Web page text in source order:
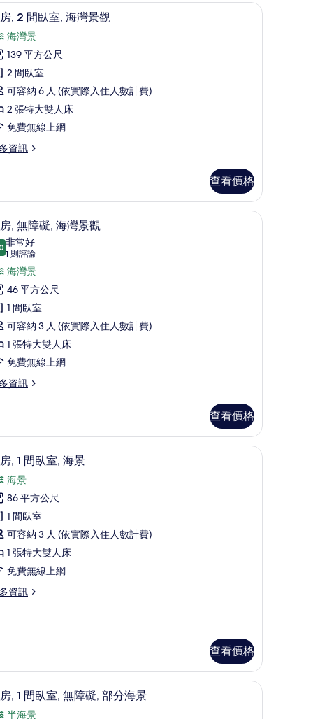
吧、客房內保險箱、隔音 套房, 2 間臥室, 海灣景觀 | 高級寢具、迷你吧
6 , 2 間臥室, 海灣景觀
海灣景
139 平方公尺
2 間臥室
可容納 6 人 (依實際入住人數計費)
2 張特大雙人床
免費無線上網
資訊
查看價格
迷你吧、客房內保險箱、隔音 高級寢具、迷你吧、客房內保險箱、隔音
4, 無障礙, 海灣景觀
分，滿分 10 分
非常好
1 則評論
(1
則
評
論)
海灣景
46 平方公尺
1 間臥室
可容納 3 人 (依實際入住人數計費)
1 張特大雙人床
免費無線上網
資訊
查看價格
、迷你吧、客房內保險箱、隔音 高級寢具、迷你吧、客房內保險箱、隔音
4, 1 間臥室, 海景
海景
86 平方公尺
1 間臥室
可容納 3 人 (依實際入住人數計費)
1 張特大雙人床
免費無線上網
資訊
查看價格
客房內保險箱、隔音 高級寢具、迷你吧、客房內保險箱、隔音
3 , 1 間臥室, 無障礙, 部分海景
半海景